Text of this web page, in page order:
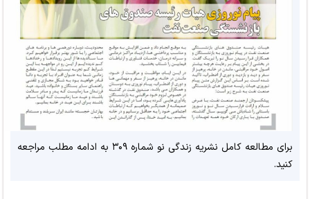
برای مطالعه کامل نشریه زندگی نو شماره ۳۰۹ به ادامه مطلب مراجعه
کنید.